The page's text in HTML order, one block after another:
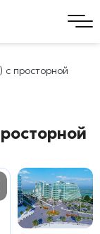
с просторной